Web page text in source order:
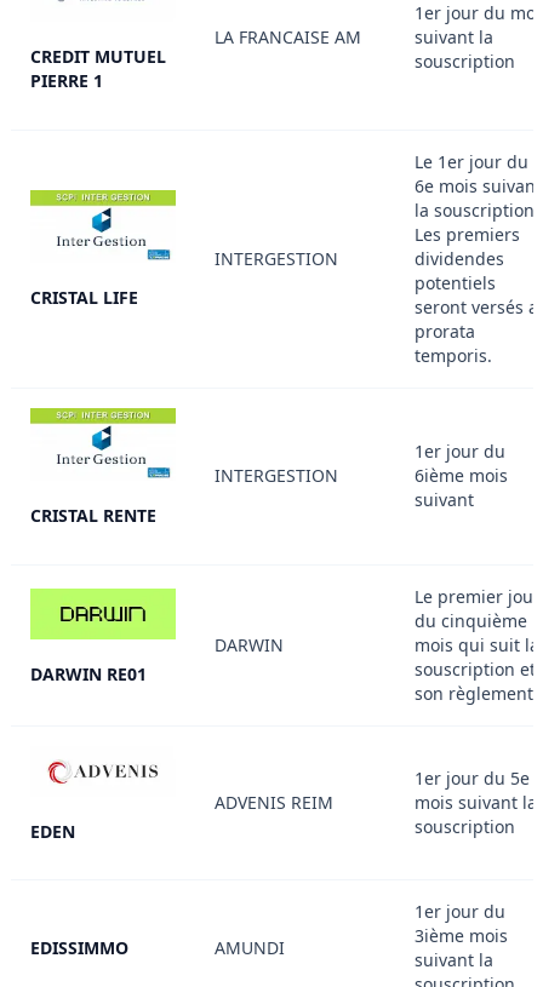
CREDIT MUTUEL
PIERRE 1
LA FRANCAISE AM
1er jour du
suivant la
souscription
CRISTAL LIFE
INTERGESTION
Le 1er jour du
6e mois suivant
la souscription.
Les premiers
dividendes
potentiels
seront versés
prorata
temporis.
CRISTAL RENTE
INTERGESTION
1er jour du
6ième mois
suivant
DARWIN RE01
DARWIN
Le premier jour
du cinquième
mois qui suit la
souscription et
son règlement
EDEN
ADVENIS REIM
1er jour du 5e
mois suivant la
souscription
EDISSIMMO AMUNDI
1er jour du
3ième mois
suivant la